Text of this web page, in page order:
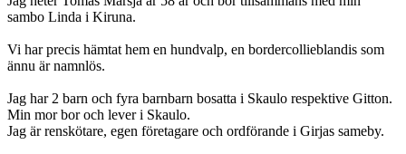
sambo Linda i Kiruna.
Vi har precis hämtat hem en hundvalp, en bordercollieblandis som
ännu är namnlös.
Jag har 2 barn och fyra barnbarn bosatta i Skaulo respektive Gitton.
Min mor bor och lever i Skaulo.
Jag är renskötare, egen företagare och ordförande i Girjas sameby.